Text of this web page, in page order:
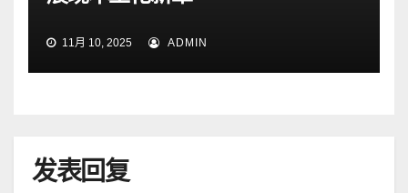
11月 10, 2025 ADMIN
发表回复